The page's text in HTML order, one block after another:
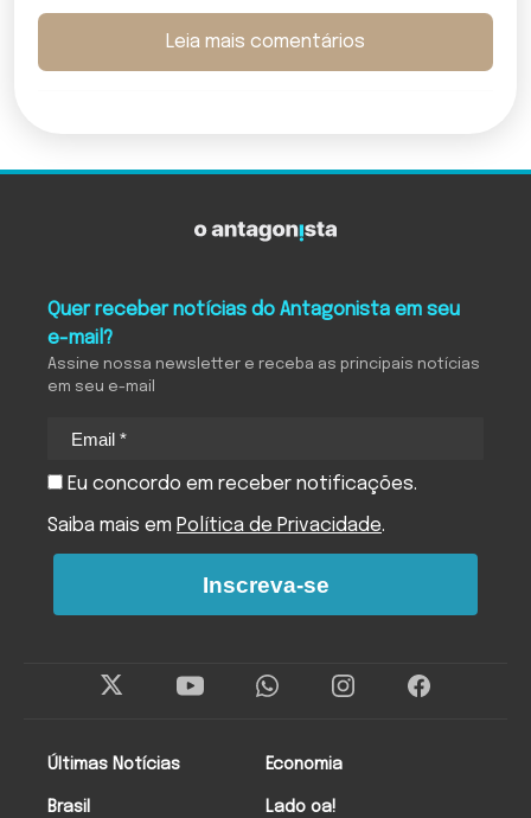
Leia mais comentários
Últimas Notícias
Brasil
Economia
Lado oa!
Quer receber notícias do Antagonista em seu
e-mail?
Assine nossa newsletter e receba as principais notícias
em seu e-mail
Eu concordo em receber notificações.
Saiba mais em Política de Privacidade.
Inscreva-se